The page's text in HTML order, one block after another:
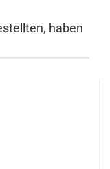
haben